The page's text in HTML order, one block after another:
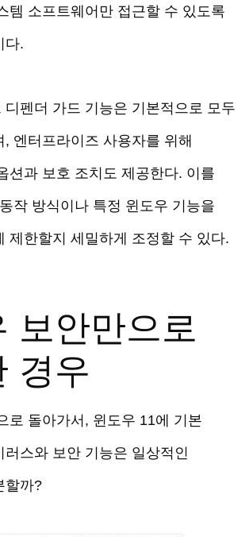
템 소프트웨어만 접근할 수 있도록
다.
디펜더 가드 기능은 기본적으로 모두
엔터프라이즈 사용자를 위해
션과 보호 조치도 제공한다. 이를
작 방식이나 특정 윈도우 기능을
제한할지 세밀하게 조정할 수 있다.
보안만으로
경우
로 돌아가서, 윈도우 11에 기본
러스와 보안 기능은 일상적인
할까?